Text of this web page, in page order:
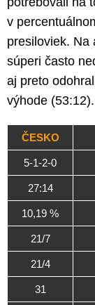
v
presiloviek. Na
súperi často
aj preto
výhode (53:12).
ČESKO
5-1-2-0
27:14
10,19 %
21/7
21/4
31